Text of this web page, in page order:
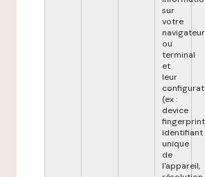
sur
votre
navigateur
ou
terminal
et
leur
(ex :
device
identifiant
unique
de
l'appareil,